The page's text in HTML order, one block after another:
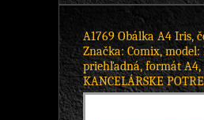
A1769 Obálka A4 Iris,
Značka: Comix, model:
priehľadná, formát A4,
KANCELÁRSKE